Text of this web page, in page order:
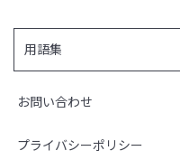
用語集
お問い合わせ
プライバシーポリシー